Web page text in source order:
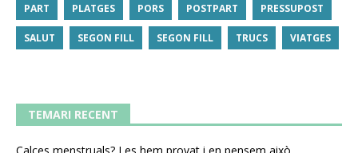
PART PLATGES PORS POSTPART PRESSUPOST
SALUT SEGON FILL SEGON FILL TRUCS VIATGES
TEMARI RECENT